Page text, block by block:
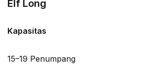
Elf Long
Kapasitas
15–19 Penumpang